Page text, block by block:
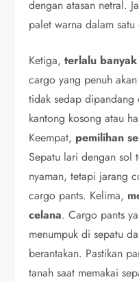
dengan atasan netral.
palet warna dalam
Ketiga,terlalu
cargo yang penuh
tidak sedap dipandang
kantong kosong atau
Keempat, pemilihan
Sepatu lari dengan sol
nyaman, tetapi jarang
cargo pants. Kelima,
celana. Cargo pants
menumpuk di sepatu
berantakan. Pastikan
tanah saat memakai